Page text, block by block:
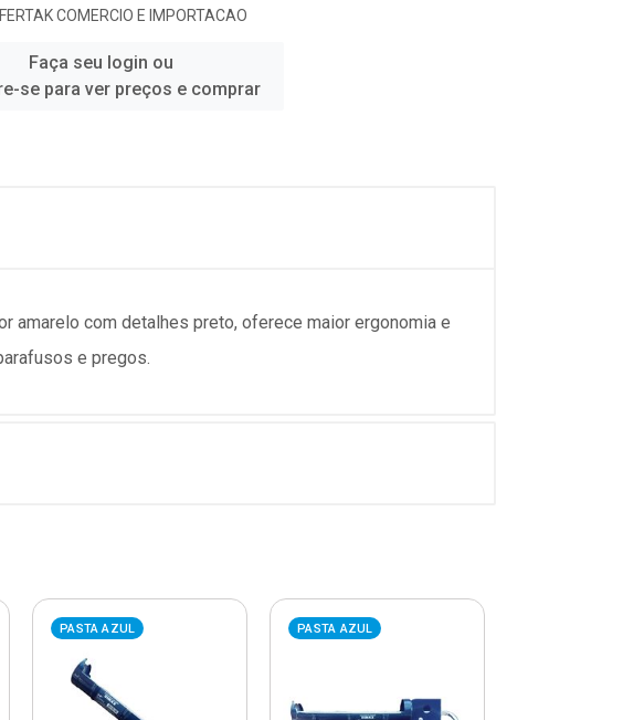
FERTAK COMERCIO E IMPORTACAO
Faça seu login ou
se para ver preços e comprar
amarelo com detalhes preto, oferece maior ergonomia e
e pregos.
PASTA AZUL PASTA AZUL